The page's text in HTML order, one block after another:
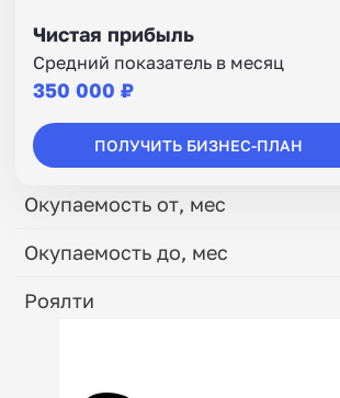
Чистая прибыль
Средний показатель в месяц
350 000 ₽
ПОЛУЧИТЬ БИЗНЕС-ПЛАН
Окупаемость от, мес
Окупаемость до, мес
Роялти